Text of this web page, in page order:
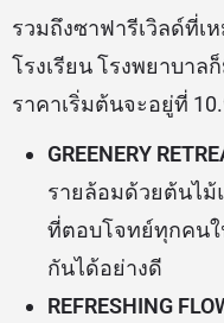
รวมถึงซาฟารีเวิลด์ที่เ
โรงเรียน โรงพยาบา
ราคาเริ่มต้นจะอยู่ที่
GREENERY
รายล้อมด้วยต้นไม้
ที่ตอบโจทย์ทุกคนใ
กันได้อย่างดี
REFRESHING